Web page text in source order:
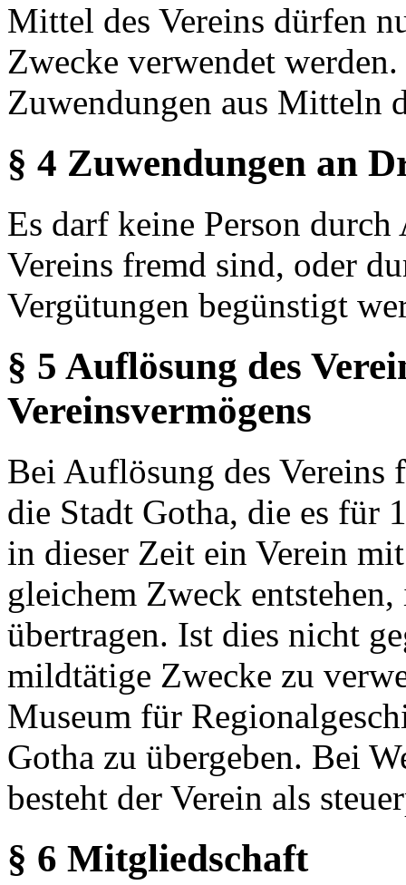
Mittel des Vereins dürfen
Zwecke verwendet
Zuwendungen aus Mitteln
§ 4 Zuwendungen an
Es darf keine Person
Vereins fremd sind, oder
Vergütungen begünstigt
§ 5 Auflösung des
Vereinsvermögens
Bei Auflösung des Vereins
die Stadt Gotha, die es für
in dieser Zeit ein Verein
gleichem Zweck
übertragen. Ist dies nicht
mildtätige Zwecke zu
Museum für
Gotha zu übergeben. Bei
besteht der Verein als
§ 6 Mitgliedschaft